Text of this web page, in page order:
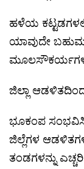
ಹಳೆಯ
ಯಾವುದೇ
ಜಿಲ್ಲಾ
ಭೂಕಂಪ
ಜಿಲ್ಲೆಗಳ
ತಂಡಗಳನ್ನು